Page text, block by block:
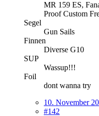
MR 159 ES,
Proof Custom
Segel
Gun Sails
Finnen
Diverse G10
SUP
Wassup!!!
Foil
dont wanna try
10. November
#142